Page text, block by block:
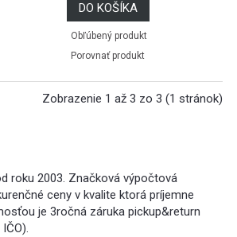
DO KOŠÍKA
Obľúbený produkt
Porovnať produkt
Zobrazenie 1 až 3 zo 3 (1 stránok)
roku 2003. Značková výpočtová
ceny v kvalite ktorá príjemne
je 3ročná záruka pickup&return